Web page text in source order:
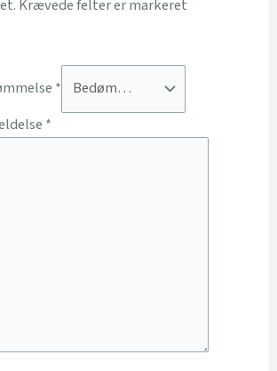
Krævede felter er markeret
*
*